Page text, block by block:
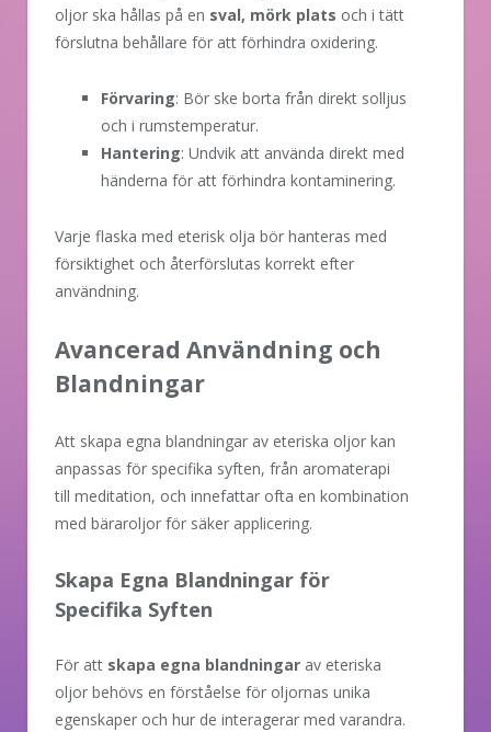
oljor ska hållas på en sval, mörk plats och i tätt
förslutna behållare för att förhindra oxidering.
Förvaring: Bör ske borta från direkt solljus
och i rumstemperatur.
Hantering: Undvik att använda direkt med
händerna för att förhindra kontaminering.
Varje flaska med eterisk olja bör hanteras med
försiktighet och återförslutas korrekt efter
användning.
Avancerad Användning och
Blandningar
Att skapa egna blandningar av eteriska oljor kan
anpassas för specifika syften, från aromaterapi
till meditation, och innefattar ofta en kombination
med bäraroljor för säker applicering.
Skapa Egna Blandningar för
Specifika Syften
För att skapa egna blandningar av eteriska
oljor behövs en förståelse för oljornas unika
egenskaper och hur de interagerar med varandra.